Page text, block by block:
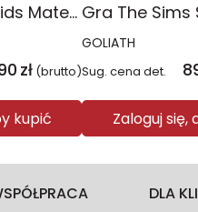
Gra 10 Sekund Kids Matematyka
zł (brutto)
kupić
GOLIATH
Sug. cena det.
Zaloguj się,
DLA